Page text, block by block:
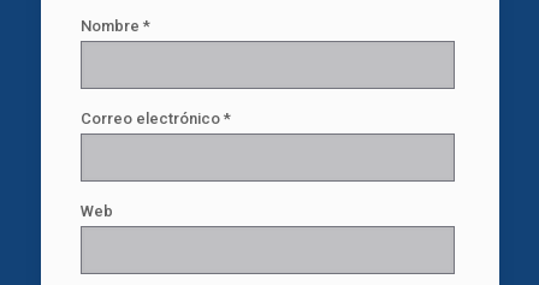
Nombre *
Correo electrónico *
Web